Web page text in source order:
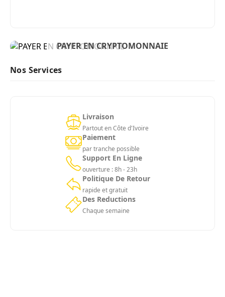
PAYER EN CRYPTOMONNAIE
Nos Services
Livraison
Partout en Côte d'Ivoire
Paiement
par tranche possible
Support En Ligne
ouverture : 8h - 23h
Politique De Retour
rapide et gratuit
Des Reductions
Chaque semaine